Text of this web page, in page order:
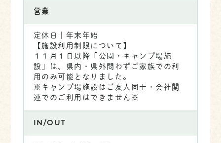
営業
​定休日｜年末年始
【施設利用制限について】
１１月１日以降「公園・キャンプ場施
設」は、県内・県外問わずご家族での利
用のみ可能となりました。​
※キャンプ場施設はご友人同士・会社関
連でのご利用はできません※
IN/OUT